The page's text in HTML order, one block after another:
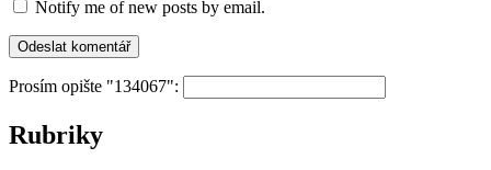
Notify me of new posts by email.
Prosím opište "134067":
Rubriky